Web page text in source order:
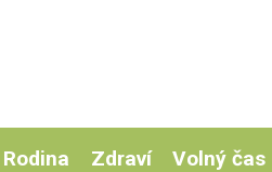
Rodina Zdraví Volný čas